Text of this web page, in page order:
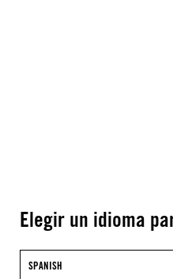
Elegir un idioma
SPANISH